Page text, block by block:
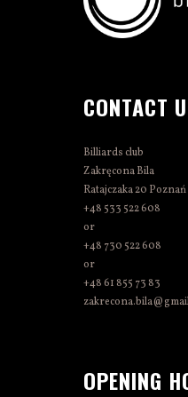
CONTACT
Billiards club
Zakręcona Bila
Ratajczaka 20 Poznań
+48 533 522 608
or
+48 730 522 608
or
+48 61 855 73 83
OPENING